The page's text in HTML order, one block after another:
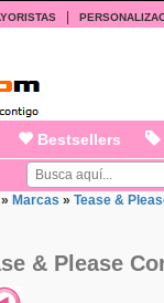
Bestsellers
» Marcas » Tease &
& Please